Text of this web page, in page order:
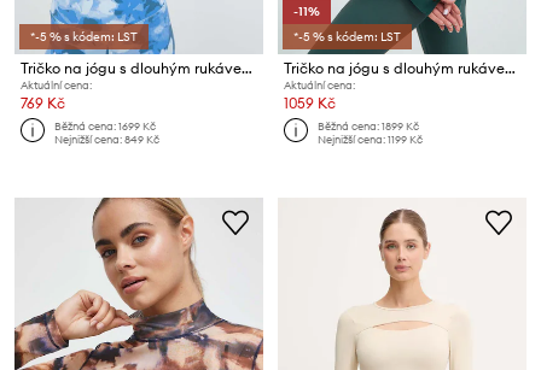
*-5 % s kódem: LST
Tričko na jógu s dlouhým rukávem Casall
Aktuální cena:
769 Kč
Běžná cena:1699 Kč
Nejnižší cena:849 Kč
-11%
*-5 % s kódem: LST
Tričko na jógu s dlouhým rukávem Casall
Aktuální cena:
1059 Kč
Běžná cena:1899 Kč
Nejnižší cena:1199 Kč